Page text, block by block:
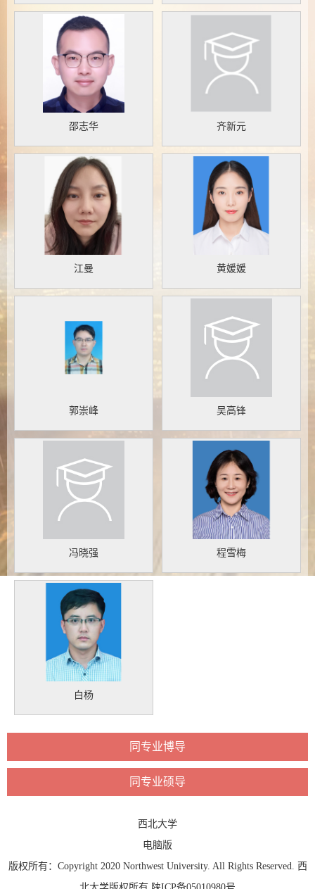
邵志华 齐新元
江曼 黄媛媛
郭崇峰 吴高锋
冯晓强 程雪梅
白杨
同专业博导
同专业硕导
西北大学
电脑版
版权所有：Copyright 2020 Northwest University. All Rights Reserved. 西